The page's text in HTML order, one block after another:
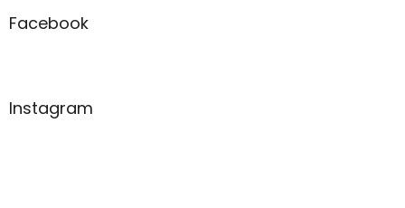
aFacebook
Instagram